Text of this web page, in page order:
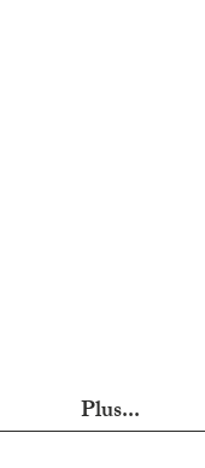
Plus...